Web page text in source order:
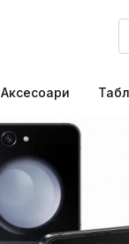
Аксесоари